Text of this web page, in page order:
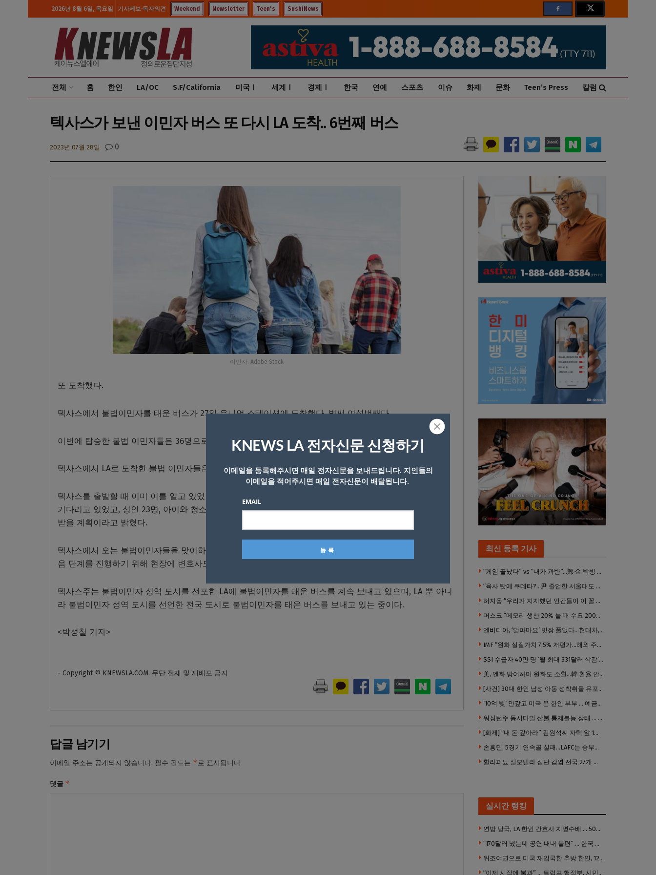
2026년 8월 6일, 목요일 기사제보·독자의견 Weekend Newsletter Teen's SushiNews
전체 홈 한인 LA/OC S.F/California 미국Ⅰ 세계Ⅰ 경제Ⅰ 한국 연예 스포츠 이슈 화제 문화 Teen’s Press 칼럼
텍사스가 보낸 이민자 버스 또 다시 LA 도착.. 6번째 버스
2023년 07월 28일 0
이민자. Adobe Stock
또 도착했다.
텍사스에서 불법이민자를 태운 버스가 27일 유니언 스테이션에 도착했다.벌써 여섯번째다.
이번에 탑승한 불법 이민자들은 36명으로 파악됐다.
텍사스에서 LA로 도착한 불법 이민자들은 이로써300 명에 육박하고 있다.
텍사스를 출발할 때 이미 이를 알고 있었던
기다리고 있었고, 성인 23명, 아이와 청소년
명을 환영하며 한 교회로 이동시켰고 식사를 하며 건강검진도
받을 계획이라고 밝혔다.
텍사스에서 오는 불법이민자들을 맞이하고 있는 인권단체
계속해서 이민자들을 보내고 있고 다
음 단계를 진행하기 위해 현장에 변호사도 함께 하고 있다
텍사스주는 불법이민자 성역 도시를 선포한 LA에 불법이민자를 태운 버스를 계속 보내고 있으며, LA 뿐 아니
라 불법이민자 성역 도시를 선언한 전국 도시로 불법이민자를 태운 버스를 보내고 있는 중이다.
<박성철 기자>
- Copyright © KNEWSLA.COM, 무단 전재 및 재배포 금지
답글 남기기
이메일 주소는 공개되지 않습니다. 필수 필드는 *로 표시됩니다
댓글 *
최신 등록 기사
“게임 끝났다” vs “내가 과반”…鄭·金 박빙 전대 서로 우위 주장
“육사 탓에 쿠데타?…尹 졸업한 서울대도 없애야 하나”
허지웅 “우리가 지지했던 인간들이 이 꼴 만들었다”
머스크 “메모리 생산 20% 늘 때 수요 200% 증가” … 반도체 매출 1조달러 눈 앞
엔비디아, ‘알파마요’ 빗장 풀었다…현대차, 자율주행 속도내나
IMF “원화 실질가치 7.5% 저평가…해외 주식투자 영향”
SSI 수급자 40만 명 ‘월 최대 331달러 삭감’ 위기…10만 명은 수급자격 상실
美, 엔화 방어하며 원화도 소환…韓 환율 안정 ‘우군’ 되나
[사건] 30대 한인 남성 아동 성착취물 유포 혐의로 체포
’10억 빚’ 안갚고 미국 온 한인 부부 … 예금보험공사, 미국서 소송
워싱턴주 동시다발 산불 통제불능 상태 … 이재민 수십만명
[화제] “내 돈 갚아라” 김원석씨 자택 앞 1인 광대 시위 … 한인 투자사, “108만 달러 못받아”
손흥민, 5경기 연속골 실패…LAFC는 승부차기 끝 과달라하라 격파
할라피뇨 살모넬라 집단 감염 전국 27개 주 급속 확산
실시간 랭킹
연방 당국, LA 한인 간호사 지명수배 … 500만 달러 메디캐어 사기, 선고 직전 한국 도주
“170달러 냈는데 공연 내내 불편” … 한국 코미디언 LA공연, 음향 불량에 외모 비하 개그 논란
위조여권으로 미국 재입국한 추방 한인, 120만 달러 은행 사기 행각
“이제 시작에 불과” … 트럼프 행정부, 시민권 박탈 본격화
KNEWS LA 전자신문 신청하기
이메일을 등록해주시면 매일 전자신문을 보내드립니다. 지인들의
이메일을 적어주시면 매일 전자신문이 배달됩니다.
EMAIL